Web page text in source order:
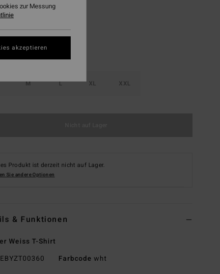
M L XL XXL
Produkt ist derzeit nicht auf Lager.
Sie andere Optionen
& Funktionen
Weiss T-Shirt
EBYZT00360 Farbcode wht
zur Messung
akzeptieren